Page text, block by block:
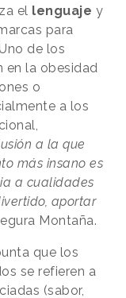
el lenguaje y
para
de los
en la obesidad
o
a los
a la que
más insano es
a cualidades
aportar
Montaña.
que los
se refieren a
(sabor,